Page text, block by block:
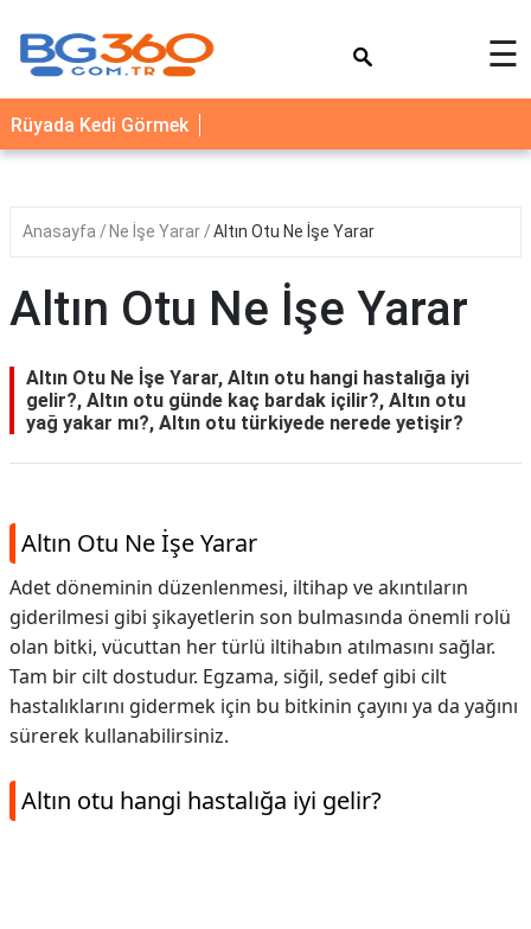
YEMEK
TARİFLERİ
SAĞLIK
☰
Rüyada Kedi Görmek
Anasayfa Ne İşe Yarar Altın Otu Ne İşe Yarar
Altın Otu Ne İşe Yarar
Altın Otu Ne İşe Yarar, Altın otu hangi hastalığa iyi
gelir?, Altın otu günde kaç bardak içilir?, Altın otu
yağ yakar mı?, Altın otu türkiyede nerede yetişir?
Altın Otu Ne İşe Yarar
Adet döneminin düzenlenmesi, iltihap ve akıntıların
giderilmesi gibi şikayetlerin son bulmasında önemli rolü
olan bitki, vücuttan her türlü iltihabın atılmasını sağlar.
Tam bir cilt dostudur. Egzama, siğil, sedef gibi cilt
hastalıklarını gidermek için bu bitkinin çayını ya da yağını
sürerek kullanabilirsiniz.
Altın otu hangi hastalığa iyi gelir?